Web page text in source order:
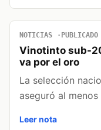
NOTICIAS
Vinotinto sub-
va por el oro
La selección
aseguró al
Leer nota